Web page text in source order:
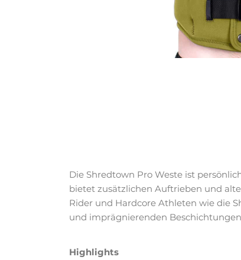
Die Shredtown Pro Weste ist
bietet zusätzlichen Auftrieben und
Rider und Hardcore Athleten wie die
und imprägnierenden
Highlights